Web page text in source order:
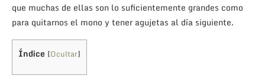
que muchas de ellas son lo suficientemente grandes como
para quitarnos el mono y tener agujetas al día siguiente.
Índice [Ocultar]